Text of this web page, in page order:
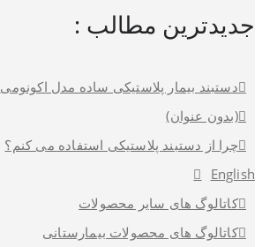
جدیدترین مطالب :
دستبند بیمار پلاستیکی ساده مدل اکونومی
(بدون عنوان)
چرا از دستبند پلاستیکی استفاده می کنم؟
English
کاتالوگ های سایر محصولات
کاتالوگ های محصولات بیمارستانی